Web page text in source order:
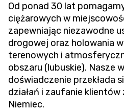
Od ponad 30 lat
ciężarowych w
zapewniając niezawodne
drogowej oraz holowania
terenowych i
obszaru (lubuskie). Nasze
doświadczenie przekłada
działań i zaufanie klientów
Niemiec.